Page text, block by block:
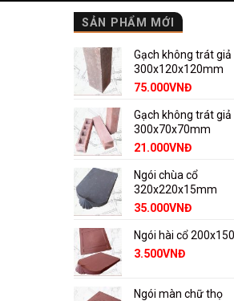
SẢN PHẨM MỚI
Gạch không trát giả
300x120x120mm
75.000VNĐ
Gạch không trát giả
300x70x70mm
21.000VNĐ
Ngói chùa cổ
320x220x15mm
35.000VNĐ
Ngói hài cổ
3.500VNĐ
Ngói màn chữ thọ